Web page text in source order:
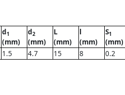
d1
(mm)
d2
(mm)
L
(mm)
l
(mm)
S1
(mm)
1.5 4.7 15 8 0.2